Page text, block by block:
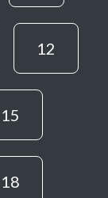
12
15
18